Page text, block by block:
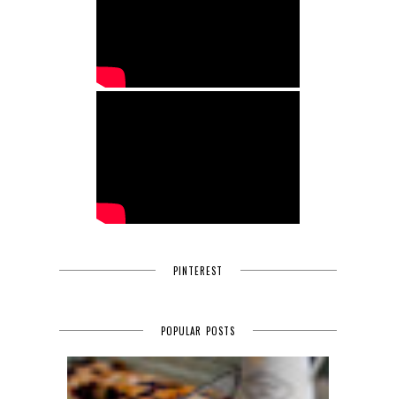
PINTEREST
POPULAR POSTS